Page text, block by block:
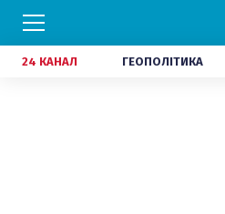
24 КАНАЛ ГЕОПОЛІТИКА